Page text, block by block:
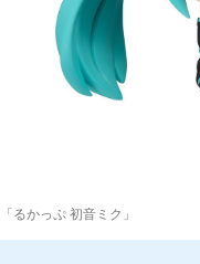
「るかっぷ 初音ミク」